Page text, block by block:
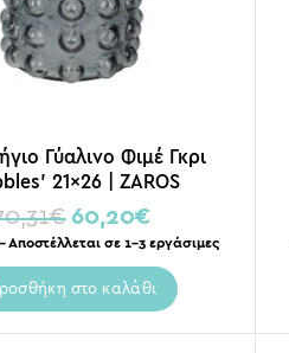
Γύαλινο Φιμέ Γκρι
21×26 | ZAROS
€ 60,20€
Αποστέλλεται σε 1-3 εργάσιμες
στο καλάθι